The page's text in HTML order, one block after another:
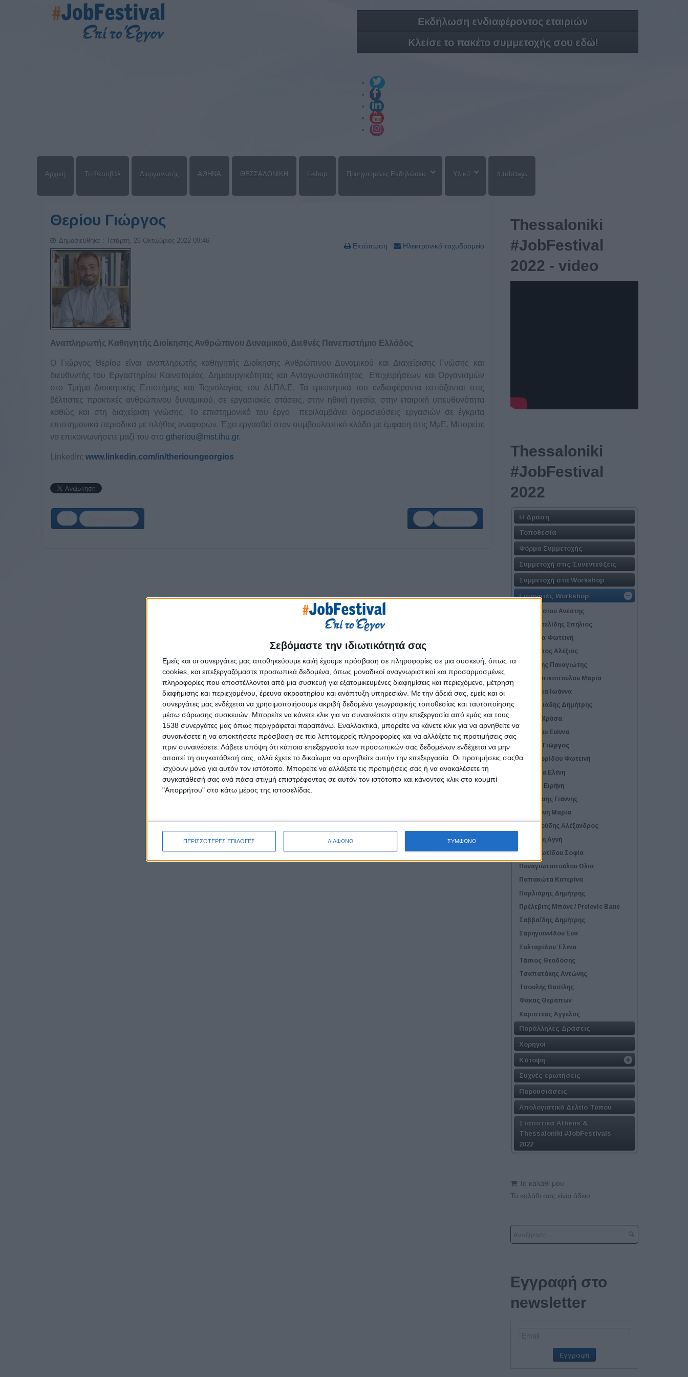
Σεβόμαστε την ιδιωτικότητά σας
Εμείς και οι συνεργάτες μας αποθηκεύουμε και/ή έχουμε πρόσβαση σε πληροφορίες σε μια συσκευή, όπως τα
cookies, και επεξεργαζόμαστε προσωπικά δεδομένα, όπως μοναδικοί αναγνωριστικοί και προσαρμοσμένες
πληροφορίες που αποστέλλονται από μια συσκευή για εξατομικευμένες διαφημίσεις και περιεχόμενο, μέτρηση
διαφήμισης και περιεχομένου, έρευνα ακροατηρίου και ανάπτυξη υπηρεσιών. Με την άδειά σας, εμείς και οι
συνεργάτες μας ενδέχεται να χρησιμοποιήσουμε ακριβή δεδομένα γεωγραφικής τοποθεσίας και ταυτοποίησης
μέσω σάρωσης συσκευών. Μπορείτε να κάνετε κλικ για να συναινέσετε στην επεξεργασία από εμάς και τους
1538 συνεργάτες μας όπως περιγράφεται παραπάνω. Εναλλακτικά, μπορείτε να κάνετε κλικ για να αρνηθείτε να
συναινέσετε ή να αποκτήσετε πρόσβαση σε πιο λεπτομερείς πληροφορίες και να αλλάξετε τις προτιμήσεις σας
πριν συναινέσετε. Λάβετε υπόψη ότι κάποια επεξεργασία των προσωπικών σας δεδομένων ενδέχεται να μην
απαιτεί τη συγκατάθεσή σας, αλλά έχετε το δικαίωμα να αρνηθείτε αυτήν την επεξεργασία. Οι προτιμήσεις σαςθα
ισχύουν μόνο για αυτόν τον ιστότοπο. Μπορείτε να αλλάξετε τις προτιμήσεις σας ή να ανακαλέσετε τη
συγκατάθεσή σας ανά πάσα στιγμή επιστρέφοντας σε αυτόν τον ιστότοπο και κάνοντας κλικ στο κουμπί
"Απορρήτου" στο κάτω μέρος της ιστοσελίδας.
ΠΕΡΙΣΣΟΤΕΡΕΣ ΕΠΙΛΟΓΕΣ ΔΙΑΦΩΝΩ ΣΥΜΦΩΝΩ
Εκδήλωση ενδιαφέροντος εταιριών
Κλείσε το πακέτο συμμετοχής σου εδώ!
Αρχική Το Φεστιβάλ Διοργανωτής ΑΘΗΝΑ ΘΕΣΣΑΛΟΝΙΚΗ E-shop Προηγούμενες Εκδηλώσεις Υλικό #JobDays
Θερίου Γιώργος
Εκτύπωση Ηλεκτρονικό ταχυδρομείο
Δημοσιεύθηκε : Τετάρτη, 26 Οκτώβριος 2022 09:46
Αναπληρωτής Καθηγητής Διοίκησης Ανθρώπινου Δυναμικού, Διεθνές Πανεπιστήμιο Ελλάδος
Ο Γιώργος Θερίου είναι αναπληρωτής καθηγητής Διοίκησης Ανθρώπινου Δυναμικού και Διαχείρισης Γνώσης και
διευθυντής του Εργαστηρίου Καινοτομίας, Δημιουργικότητας και Ανταγωνιστικότητας Επιχειρήσεων και Οργανισμών
στο Τμήμα Διοικητικής Επιστήμης και Τεχνολογίας του ΔΙ.ΠΑ.Ε. Τα ερευνητικά του ενδιαφέροντα εστιάζονται στις
βέλτιστες πρακτικές ανθρώπινου δυναμικού, σε εργασιακές στάσεις, στην ηθική ηγεσία, στην εταιρική υπευθυνότητα
καθώς και στη διαχείριση γνώσης. Το επιστημονικό του έργο περιλαμβάνει δημοσιεύσεις εργασιών σε έγκριτα
επιστημονικά περιοδικά με πλήθος αναφορών. Έχει εργασθεί στον συμβουλευτικό κλάδο με έμφαση στις ΜμΕ. Μπορείτε
να επικοινωνήσετε μαζί του στο gtheriou@mst.ihu.gr.
LinkedIn: www.linkedin.com/in/therioungeorgios
Thessaloniki
#JobFestival
2022 - video
Thessaloniki
#JobFestival
2022
Η Δράση
Τοποθεσία
Φόρμα Συμμετοχής
Συμμετοχή στις Συνεντεύξεις
Συμμετοχή στα Workshop
Εισηγητές Workshop
Αναστασίου Ανέστης
Αριστοτελίδης Σπήλιος
Βαβίτσα Φωτεινή
Βανδώρος Αλέξιος
Γκορέζης Παναγιώτης
Γραμματικοπούλου Μαρία
Δανδέλια Ιωάννα
Δημητριάδης Δημήτρης
Δότσα Χρύσα
Εγγλέζου Ευίννα
Θερίου Γιώργος
Καμπουρίδου Φωτεινή
Κολλήγα Ελένη
Κόντρα Ειρήνη
Μηλιάτσης Γιάννης
Μπιλιώνη Μαρία
Μπουζούδης Αλέξανδρος
Παγούνη Αγνή
Παναγιωτίδου Σοφία
Παναγιωτοπούλου Όλια
Παπακώτα Κατερίνα
Παρλιάρης Δημήτρης
Πρέλεβιτς Μπάνε / Prelevic Bane
Σαββαΐδης Δημήτρης
Σαρηγιαννίδου Εύα
Σολταρίδου Έλενα
Τάσιος Θεοδόσης
Τσαπατάκης Αντώνης
Τσουλής Βασίλης
Φάκας Θεράπων
Χαριστέας Άγγελος
Παράλληλες Δράσεις
Χορηγοί
Κάτοψη
Συχνές ερωτήσεις
Παρουσιάσεις
Απολογιστικό Δελτίο Τύπου
Στατιστικά Athens &
Thessaloniki #JobFestivals
2022
Το καλάθι μου
Το καλάθι σας είναι άδειο.
Εγγραφή στο
newsletter